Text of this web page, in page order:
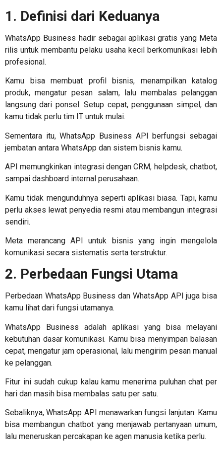
1. Definisi dari Keduanya
WhatsApp Business hadir sebagai aplikasi gratis yang Meta
rilis untuk membantu pelaku usaha kecil berkomunikasi lebih
profesional.
Kamu bisa membuat profil bisnis, menampilkan katalog
produk, mengatur pesan salam, lalu membalas pelanggan
langsung dari ponsel. Setup cepat, penggunaan simpel, dan
kamu tidak perlu tim IT untuk mulai.
Sementara itu, WhatsApp Business API berfungsi sebagai
jembatan antara WhatsApp dan sistem bisnis kamu.
API memungkinkan integrasi dengan CRM, helpdesk, chatbot,
sampai dashboard internal perusahaan.
Kamu tidak mengunduhnya seperti aplikasi biasa. Tapi, kamu
perlu akses lewat penyedia resmi atau membangun integrasi
sendiri.
Meta merancang API untuk bisnis yang ingin mengelola
komunikasi secara sistematis serta terstruktur.
2. Perbedaan Fungsi Utama
Perbedaan WhatsApp Business dan WhatsApp API juga bisa
kamu lihat dari fungsi utamanya.
WhatsApp Business adalah aplikasi yang bisa melayani
kebutuhan dasar komunikasi. Kamu bisa menyimpan balasan
cepat, mengatur jam operasional, lalu mengirim pesan manual
ke pelanggan.
Fitur ini sudah cukup kalau kamu menerima puluhan chat per
hari dan masih bisa membalas satu per satu.
Sebaliknya, WhatsApp API menawarkan fungsi lanjutan. Kamu
bisa membangun chatbot yang menjawab pertanyaan umum,
lalu meneruskan percakapan ke agen manusia ketika perlu.